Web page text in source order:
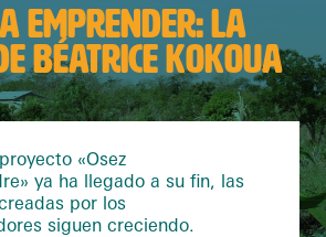
EMPRENDER: LA
BÉATRICE KOKOUA
«Osez
ya ha llegado a su fin, las
por los
siguen creciendo.